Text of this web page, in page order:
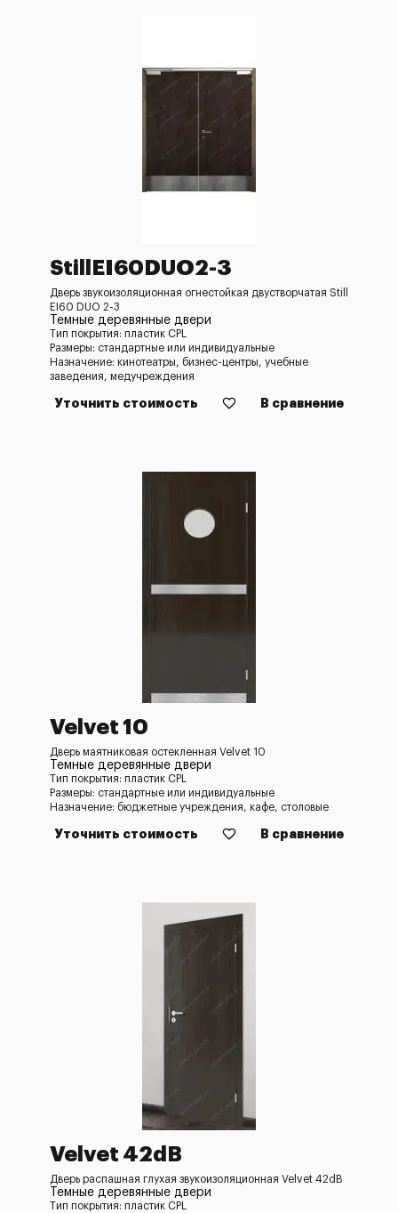
StillEI60DUO2-3
Дверь звукоизоляционная огнестойкая двустворчатая Still
EI60 DUO 2-3
Темные деревянные двери
Тип покрытия: пластик CPL
Размеры: стандартные или индивидуальные
Назначение: кинотеатры, бизнес-центры, учебные
заведения, медучреждения
Уточнить стоимость В сравнение
Velvet 10
Дверь маятниковая остекленная Velvet 10
Темные деревянные двери
Тип покрытия: пластик CPL
Размеры: стандартные или индивидуальные
Назначение: бюджетные учреждения, кафе, столовые
Уточнить стоимость В сравнение
Velvet 42dB
Дверь распашная глухая звукоизоляционная Velvet 42dB
Темные деревянные двери
Тип покрытия: пластик CPL